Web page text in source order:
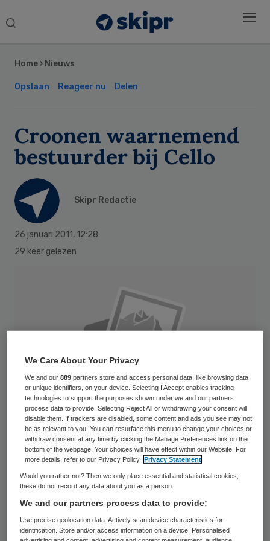
Search
Home › Nieuws
Opslaan Reageer nu Delen
Croonen waarnemend
bestuurder bij Cello
Skipr Redactie
26 januari 2011, 12:28
29 keer gelezen
De raad van toezicht heeft besloten een
waarnemend bestuurder voor Cello te
benoemen. Vanwege ernstige ziekte is
bestuurder Eric Demandt voor langere tijd
Sidebar
We Care About Your Privacy
We and our889 partners store and access personal data, like browsing data
or unique identifiers, on your device. Selecting I Accept enables tracking
technologies to support the purposes shown under we and our partners
process data to provide. Selecting Reject All or withdrawing your consent will
disable them. If trackers are disabled, some content and ads you see may not
be as relevant to you. You can resurface this menu to change your choices or
withdraw consent at any time by clicking the Manage Preferences link on the
bottom of the webpage. Your choices will have effect within our Website. For
more details, refer to our Privacy Policy.
Privacy Statement
Would you rather not? Then we only place essential and statistical cookies,
these do not record any data about you as a person
We and our partners process data to provide:
Use precise geolocation data. Actively scan device characteristics for
identification. Store and/or access information on a device. Personalised